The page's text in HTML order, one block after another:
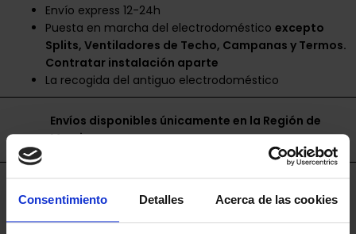
Consentimiento Detalles Acerca de las cookies
Envío express 12-24h
Puesta en marcha del electrodomésticoexcepto
Splits, Ventiladores de Techo, Campanas y Termos.
Contratar instalación aparte
La recogida del antiguo electrodoméstico
Envíos disponibles únicamente en la Región de
Murcia.